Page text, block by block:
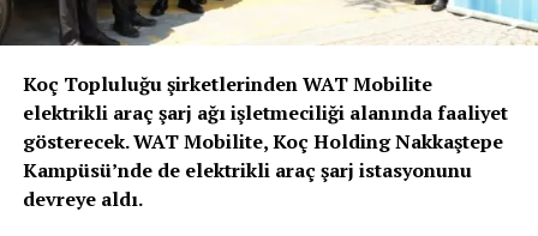
Koç Topluluğu şirketlerinden WAT Mobilite
elektrikli araç şarj ağı işletmeciliği alanında faaliyet
gösterecek. WAT Mobilite, Koç Holding Nakkaştepe
Kampüsü’nde de elektrikli araç şarj istasyonunu
devreye aldı.